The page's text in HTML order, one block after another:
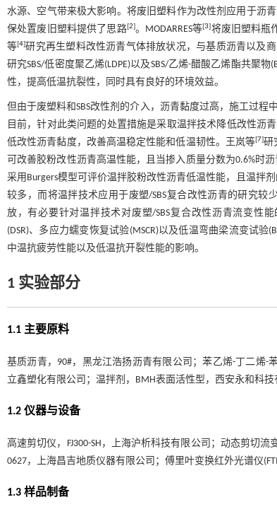
水源、空气带来极大影响。将废旧塑料作为改性剂应用于沥
保处置废旧塑料提供了思路[2]。MODARRES等[3]将废旧塑料瓶
等[4]研究再生塑料改性沥青气体排放状况，与基质沥青以及
研究SBS/低密度聚乙烯(LDPE)以及SBS/乙烯-醋酸乙烯酯共聚
性，提高低温抗裂性，同时具有良好的环境效益。
但由于废塑料和SBS改性剂的介入，沥青黏度过高，施工过
目前，针对此类问题的处置措施是采取温拌技术降低改性沥青
低改性沥青黏度，改善高温稳定性能和低温韧性。王岚等[7]研
可改善胶粉改性沥青高温性能，且当掺入质量分数为0.6%时
采用Burgers模型可评价温拌胶粉改性沥青低温性能，且温拌
较多，而将温拌技术应用于废塑/SBS复合改性沥青的研究
放，有必要针对温拌技术对废塑/SBS复合改性沥青流变性
(DSR)、多应力蠕变恢复试验(MSCR)以及低温弯曲梁流变试
中温抗疲劳性能以及低温抗开裂性能的影响。
1 实验部分
1.1 主要原料
基质沥青，90#，黑龙江浩扬沥青有限公司；苯乙烯-丁二烯-
立鑫塑化有限公司；温拌剂，BMH表面活性型，西安永和科技
1.2 仪器与设备
高速剪切仪，FJ300-SH，上海沪析科技有限公司；动态剪切流
0627，上海昌吉地质仪器有限公司；傅里叶变换红外光谱仪
1.3 样品制备